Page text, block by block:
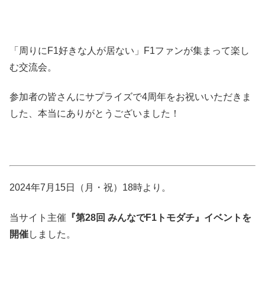
「周りにF1好きな人が居ない」F1ファンが集まって楽し
む交流会。
参加者の皆さんにサプライズで4周年をお祝いいただきま
した、本当にありがとうございました！
2024年7月15日（月・祝）18時より。
当サイト主催 『第28回 みんなでF1トモダチ』イベントを
開催しました。